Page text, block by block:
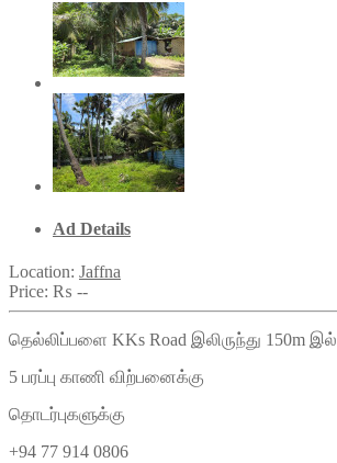
Ad Details
Location: Jaffna
Price: ₨ --
தெல்லிப்பளை KKs Road இலிருந்து 150m இல்
5 பரப்பு காணி விற்பனைக்கு
தொடர்புகளுக்கு
+94 77 914 0806